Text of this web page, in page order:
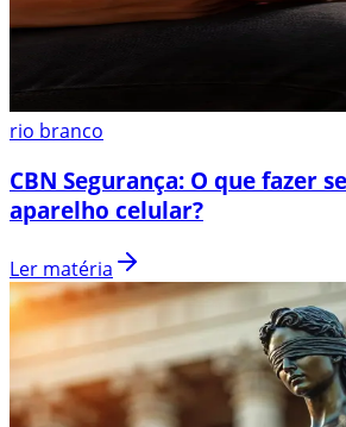
rio branco
CBN Segurança: O que fazer
aparelho celular?
Ler matéria